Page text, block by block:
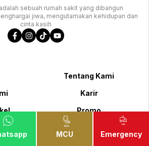
MCU Emergency
sebuah rumah sakit yang dibangun
jiwa, mengutamakan kehidupan dan
cinta kasih
Tentang Kami
Karir
Promo
Cari Dokter